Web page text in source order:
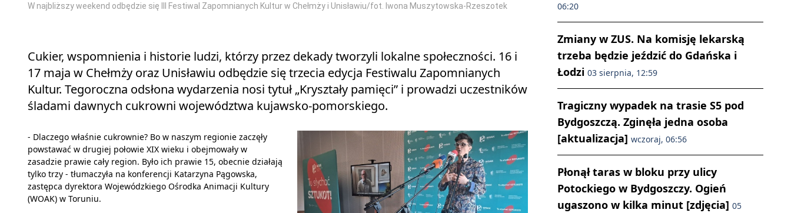
W najbliższy weekend odbędzie się III Festiwal Zapomnianych Kultur w Chełmży i Unisławiu/fot. Iwona Muszytowska-Rzeszotek
Cukier, wspomnienia i historie ludzi, którzy przez dekady tworzyli lokalne społeczności. 16 i
17 maja w Chełmży oraz Unisławiu odbędzie się trzecia edycja Festiwalu Zapomnianych
Kultur. Tegoroczna odsłona wydarzenia nosi tytuł „Kryształy pamięci” i prowadzi uczestników
śladami dawnych cukrowni województwa kujawsko-pomorskiego.
- Dlaczego właśnie cukrownie? Bo w naszym regionie zaczęły
powstawać w drugiej połowie XIX wieku i obejmowały w
zasadzie prawie cały region. Było ich prawie 15, obecnie działają
tylko trzy - tłumaczyła na konferencji Katarzyna Pągowska,
zastępca dyrektora Wojewódzkiego Ośrodka Animacji Kultury
(WOAK) w Toruniu.
06:20
Zmiany w ZUS. Na komisję lekarską
trzeba będzie jeździć do Gdańska i
Łodzi 03 sierpnia, 12:59
Tragiczny wypadek na trasie S5 pod
Bydgoszczą. Zginęła jedna osoba
[aktualizacja] wczoraj, 06:56
Płonął taras w bloku przy ulicy
Potockiego w Bydgoszczy. Ogień
ugaszono w kilka minut [zdjęcia] 05